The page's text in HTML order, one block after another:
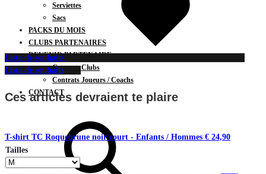
Serviettes
Sacs
PACKS DU MOIS
CLUBS PARTENAIRES
DEVENIR PARTENAIRE
Contrats Clubs
Contrats Joueurs / Coachs
CONTACT
Liste de souhaits
Liste de souhaits
Ces articles devraient te plaire
T-shirt TC Roquebrune noir court - Enfants / Hommes € 24,90
Tailles